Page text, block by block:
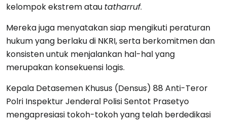
kelompok ekstrem atau tatharruf.
Mereka juga menyatakan siap mengikuti peraturan
hukum yang berlaku di NKRI, serta berkomitmen dan
konsisten untuk menjalankan hal-hal yang
merupakan konsekuensi logis.
Kepala Detasemen Khusus (Densus) 88 Anti-Teror
Polri Inspektur Jenderal Polisi Sentot Prasetyo
mengapresiasi tokoh-tokoh yang telah berdedikasi